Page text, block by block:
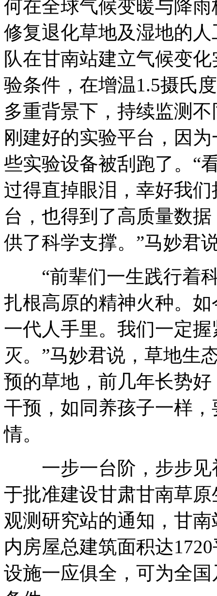
何在全球气候变暖与降
修复退化草地及湿地的
队在甘南站建立气候变
验条件，在增温1.5摄氏
多重背景下，持续监测
刚建好的实验平台，因
些实验设备被刮跑了。“
过得直掉眼泪，幸好我
台，也得到了高质量数
供了科学支撑。”马妙君
“前辈们一生践行着科
扎根高原的精神火种。
一代人手里。我们一定
灭。”马妙君说，草地生
预的草地，前几年长势
干预，如同养孩子一样
情。
一步一台阶，步步见
于批准建设甘肃甘南草
观测研究站的通知，甘
内房屋总建筑面积达
设施一应俱全，可为全